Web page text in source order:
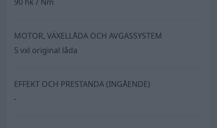
MOTOR, VÄXELLÅDA OCH AVGASSYSTEM
5 vxl original låda
EFFEKT OCH PRESTANDA (INGÅENDE)
-